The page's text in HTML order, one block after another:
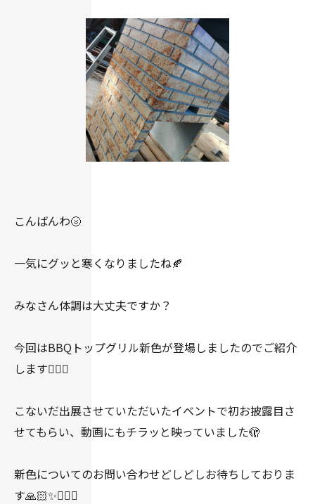
こんばんわ🌝
一気にグッと寒くなりましたね🍂
みなさん体調は大丈夫ですか？
今回はBBQトップグリル新色が登場しましたのでご紹介
します👍🏻✨
こないだ出展させていただいたイベントで初お披露目さ
せてもらい、動画にもチラッと映っていました🫣
新色についてのお問い合わせどしどしお待ちしておりま
す🙏🏻✨🙇🏻‍♀️